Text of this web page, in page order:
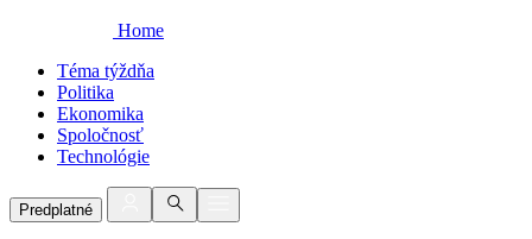
Home
Téma týždňa
Politika
Ekonomika
Spoločnosť
Technológie
Predplatné